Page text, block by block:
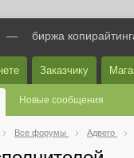
— биржа
Заказчику
Новые сообщения
Все форумы Адвего